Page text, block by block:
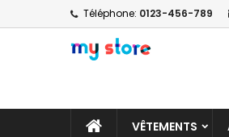
Téléphone: 0123-456-789
VÊTEMENTS